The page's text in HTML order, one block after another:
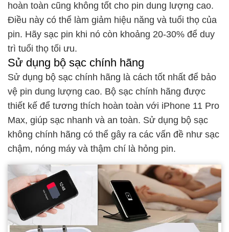
hoàn toàn cũng không tốt cho pin dung lượng cao.
Điều này có thể làm giảm hiệu năng và tuổi thọ của
pin. Hãy sạc pin khi nó còn khoảng 20-30% để duy
trì tuổi thọ tối ưu.
Sử dụng bộ sạc chính hãng
Sử dụng bộ sạc chính hãng là cách tốt nhất để bảo
vệ pin dung lượng cao. Bộ sạc chính hãng được
thiết kế để tương thích hoàn toàn với iPhone 11 Pro
Max, giúp sạc nhanh và an toàn. Sử dụng bộ sạc
không chính hãng có thể gây ra các vấn đề như sạc
chậm, nóng máy và thậm chí là hỏng pin.